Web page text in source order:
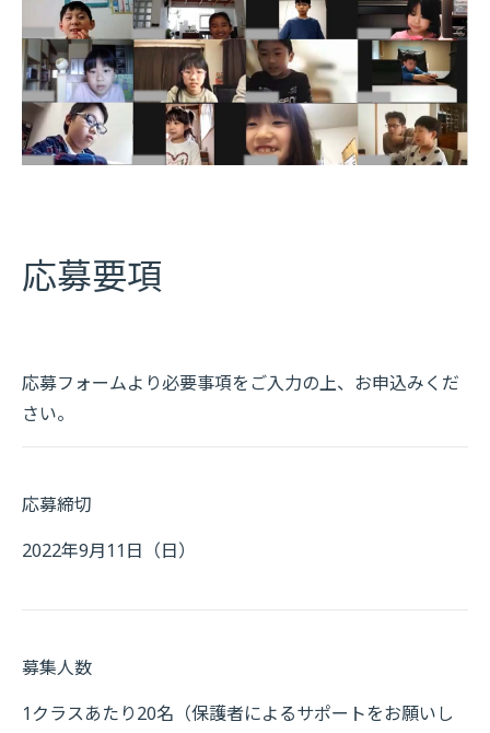
応募要項
応募フォームより必要事項をご入力の上、お申込みくだ
さい。
応募締切
2022年9月11日（日）
募集人数
1クラスあたり20名（保護者によるサポートをお願いし